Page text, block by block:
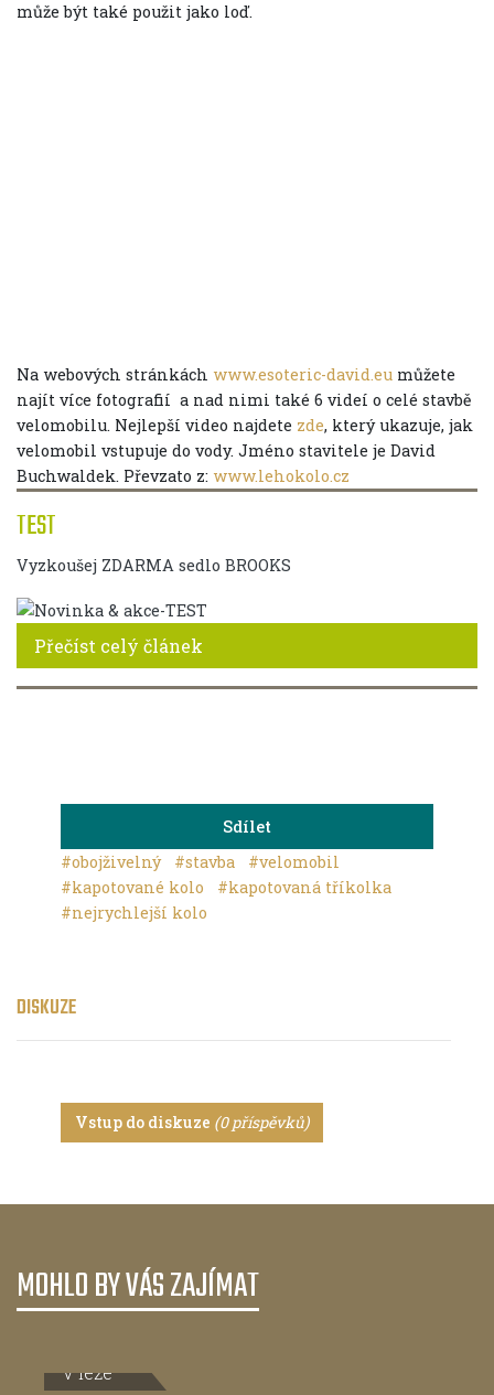
TEST
Vyzkoušej ZDARMA sedlo BROOKS
Přečíst celý článek
může být také použit jako loď.
Na webových stránkách www.esoteric-david.eu můžete
najít více fotografií a nad nimi také 6 videí o celé stavbě
velomobilu. Nejlepší video najdete zde, který ukazuje, jak
velomobil vstupuje do vody. Jméno stavitele je David
Buchwaldek. Převzato z: www.lehokolo.cz
Sdílet
#obojživelný
#stavba
#velomobil
#kapotované kolo
#kapotovaná tříkolka
#nejrychlejší kolo
DISKUZE
Vstup do diskuze (0 příspěvků)
MOHLO BY VÁS ZAJÍMAT
V leže